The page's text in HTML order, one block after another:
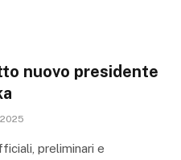
nuovo presidente
preliminari e